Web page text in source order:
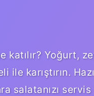
katılır? Yoğurt,
karıştırın.
salatanızı